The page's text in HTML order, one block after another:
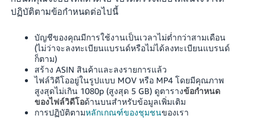
ปฏิบัติตามข้อกำหนดต่อไปนี้
บัญชีของคุณมีการใช้งานเป็นเวลาไม่ต่ำกว่าสามเดือน
(ไม่ว่าจะลงทะเบียนแบรนด์หรือไม่ได้ลงทะเบียนแบรนด์
ก็ตาม)
สร้าง ASIN สินค้าและลงรายการแล้ว
ไฟล์วิดีโออยู่ในรูปแบบ MOV หรือ MP4 โดยมีคุณภาพ
สูงสุดไม่เกิน 1080p (สูงสุด 5 GB) ดูตารางข้อกำหนด
ของไฟล์วิดีโอด้านบนสำหรับข้อมูลเพิ่มเติม
การปฏิบัติตามหลักเกณฑ์ของชุมชนของเรา